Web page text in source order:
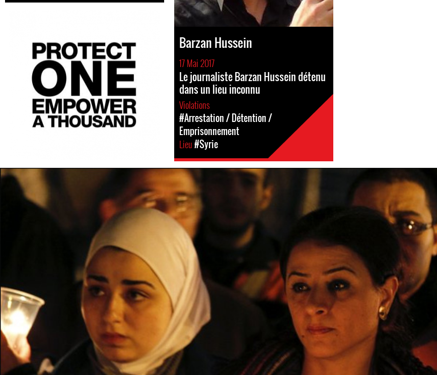
Barzan Hussein
17 Mai 2017
Le journaliste Barzan Hussein détenu
dans un lieu inconnu
Violations
#Arrestation / Détention /
Emprisonnement
Lieu#Syrie
syria-
general-
context.jpg